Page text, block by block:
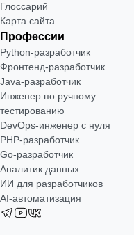
Глоссарий
Карта сайта
Профессии
Python-разработчик
Фронтенд-разработчик
Java-разработчик
Инженер по ручному
тестированию
DevOps-инженер с нуля
РНР-разработчик
Go-разработчик
Аналитик данных
ИИ для разработчиков
AI-автоматизация